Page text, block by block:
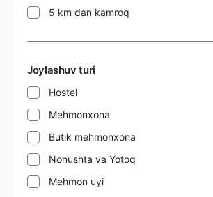
5 km dan kamroq
Joylashuv turi
Hostel
Mehmonxona
Butik mehmonxona
Nonushta va Yotoq
Mehmon uyi